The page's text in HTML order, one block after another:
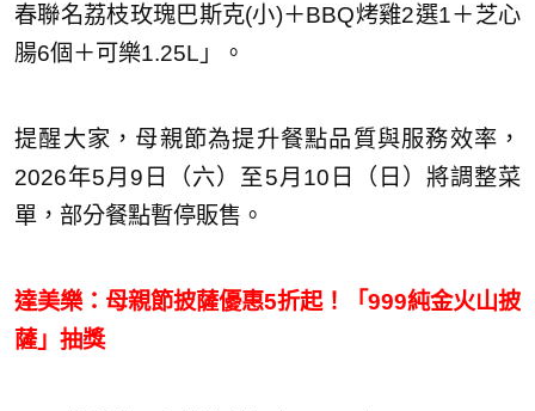
春聯名荔枝玫瑰巴斯克(小)＋BBQ烤雞2選1＋芝心
腸6個＋可樂1.25L」。
提醒大家，母親節為提升餐點品質與服務效率，
2026年5月9日（六）至5月10日（日）將調整菜
單，部分餐點暫停販售。
達美樂：母親節披薩優惠5折起！「999純金火山披
薩」抽獎